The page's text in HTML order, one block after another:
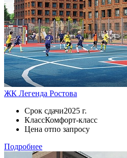
ЖК Легенда Ростова
Срок сдачи2025 г.
КлассКомфорт-класс
Цена отпо запросу
Подробнее